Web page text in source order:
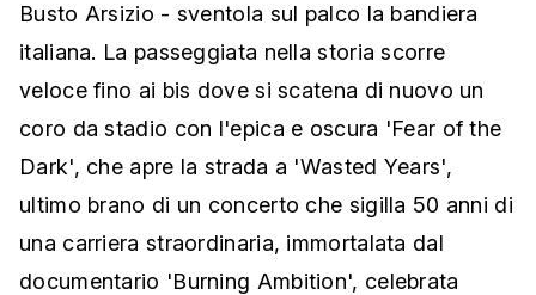
Busto Arsizio - sventola sul palco la bandiera
italiana. La passeggiata nella storia scorre
veloce fino ai bis dove si scatena di nuovo un
coro da stadio con l'epica e oscura 'Fear of the
Dark', che apre la strada a 'Wasted Years',
ultimo brano di un concerto che sigilla 50 anni di
una carriera straordinaria, immortalata dal
documentario 'Burning Ambition', celebrata